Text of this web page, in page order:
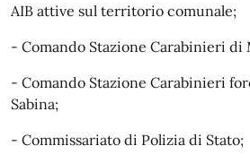
AIB attive sul territorio comunale;
- Comando Stazione Carabinieri di
- Comando Stazione Carabinieri
Sabina;
- Commissariato di Polizia di Stato;